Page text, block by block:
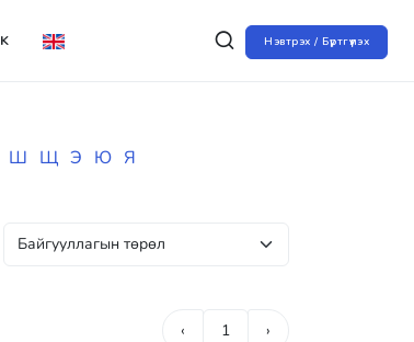
Нэвтрэх / Бүртгүүлэх
K
Ш Щ Э Ю Я
‹ 1 ›